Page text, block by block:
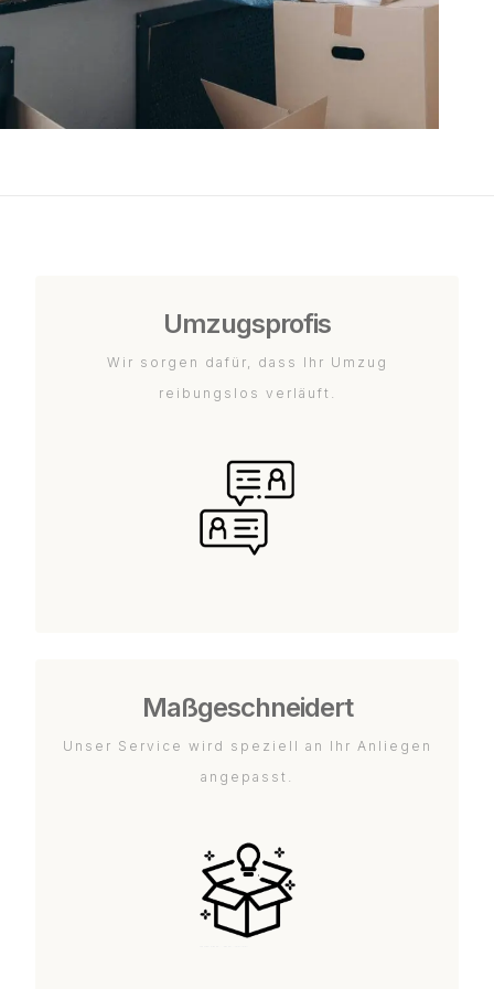
Umzugsprofis
Wir sorgen dafür, dass Ihr Umzug
reibungslos verläuft.
Maßgeschneidert
Unser Service wird speziell an Ihr Anliegen
angepasst.